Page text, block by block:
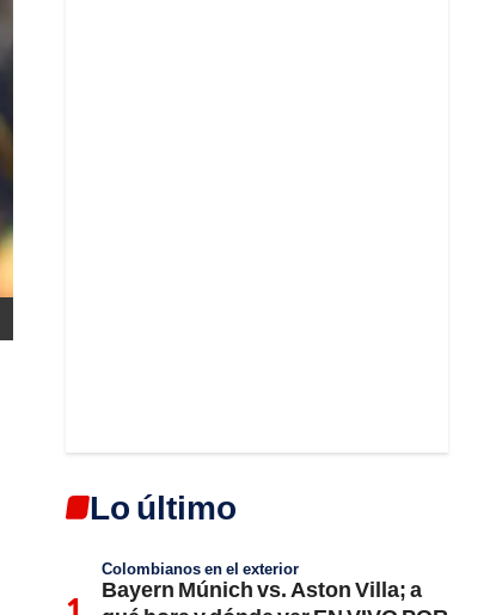
Lo último
Colombianos en el exterior
Bayern Múnich vs. Aston Villa; a